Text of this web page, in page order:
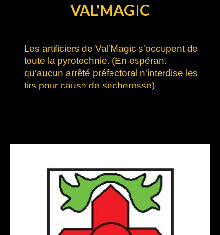
VAL'MAGIC
Les artificiers de Val’Magic s'occupent de
toute la pyrotechnie. (En espérant
qu'aucun arrêté préfectoral n'interdise les
tirs pour cause de sécheresse).